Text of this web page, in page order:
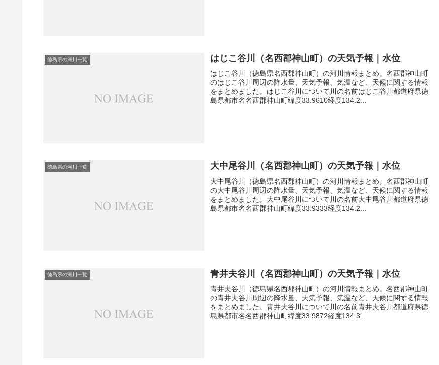
徳島県の河川一覧 はじこ谷川（名西郡神山町）の天気予報｜水位
はじこ谷川（徳島県名西郡神山町）の河川情報まとめ。名西郡神山町
のはじこ谷川周辺の降水量、天気予報、気温など、天候に関する情報
をまとめました。はじこ谷川について川の名前はじこ谷川都道府県徳
島県都市名名西郡神山町緯度33.9610経度134.2...
徳島県の河川一覧 大中尾谷川（名西郡神山町）の天気予報｜水位
大中尾谷川（徳島県名西郡神山町）の河川情報まとめ。名西郡神山町
の大中尾谷川周辺の降水量、天気予報、気温など、天候に関する情報
をまとめました。大中尾谷川について川の名前大中尾谷川都道府県徳
島県都市名名西郡神山町緯度33.9333経度134.2...
徳島県の河川一覧 青井夫谷川（名西郡神山町）の天気予報｜水位
青井夫谷川（徳島県名西郡神山町）の河川情報まとめ。名西郡神山町
の青井夫谷川周辺の降水量、天気予報、気温など、天候に関する情報
をまとめました。青井夫谷川について川の名前青井夫谷川都道府県徳
島県都市名名西郡神山町緯度33.9872経度134.3...